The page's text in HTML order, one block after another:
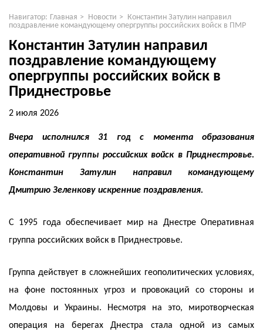
Навигатор: Главная > Новости > Константин Затулин направил
поздравление командующему опергруппы российских войск в ПМР
Константин Затулин направил
поздравление командующему
опергруппы российских войск в
Приднестровье
2 июля 2026
Вчера исполнился 31 год с момента образования
оперативной группы российских войск в Приднестровье.
Константин Затулин направил командующему
Дмитрию Зеленкову искренние поздравления.
С 1995 года обеспечивает мир на Днестре Оперативная
группа российских войск в Приднестровье.
Группа действует в сложнейших геополитических условиях,
на фоне постоянных угроз и провокаций со стороны и
Молдовы и Украины. Несмотря на это, миротворческая
операция на берегах Днестра стала одной из самых